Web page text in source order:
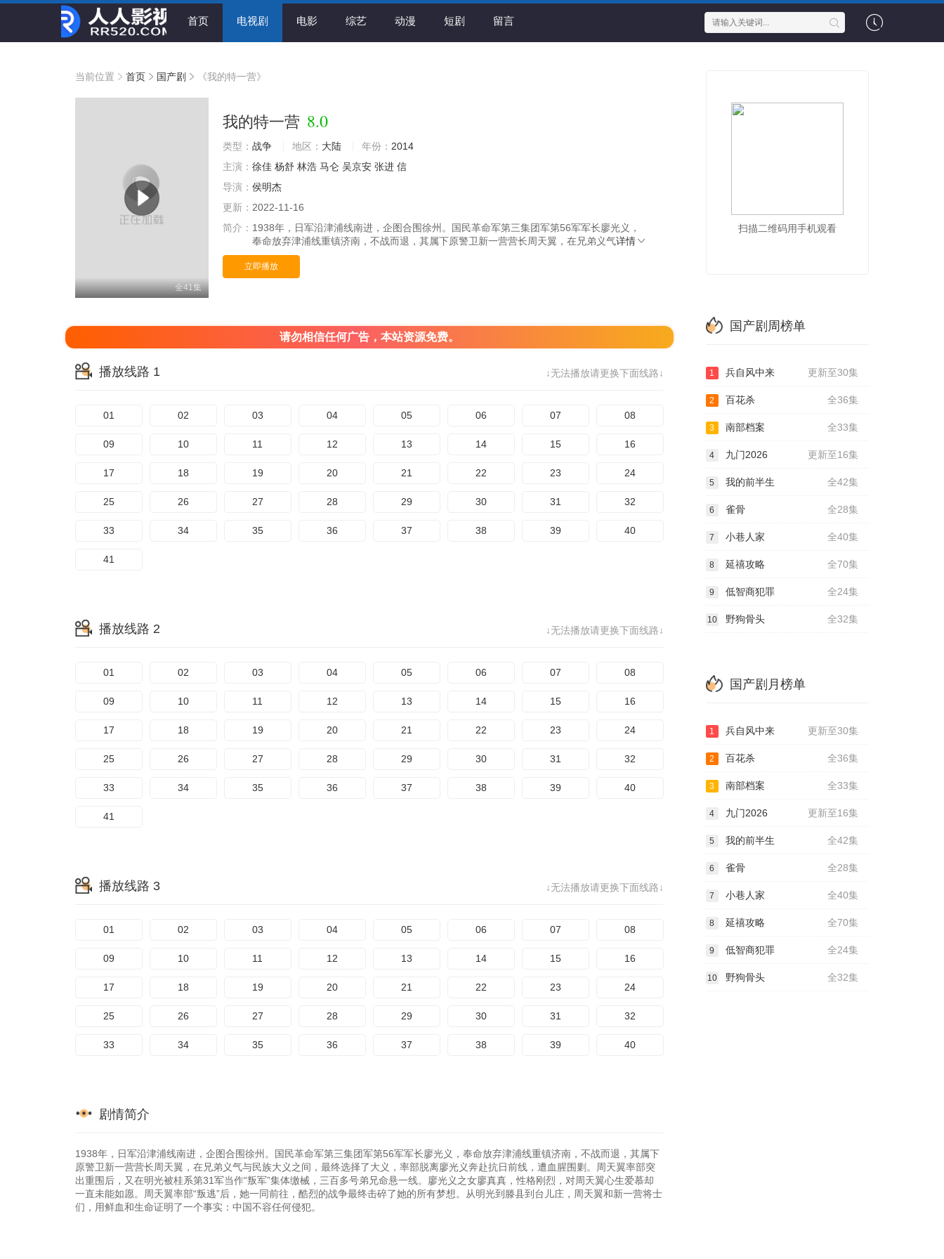
首页 电视剧 电影 综艺 动漫 短剧 留言
当前位置 首页 国产剧 《我的特一营》
全41集
我的特一营 8.0
类型： 战争 地区： 大陆 年份： 2014
主演： 徐佳 杨舒 林浩 马仑 吴京安 张进 信
导演： 侯明杰
更新： 2022-11-16
简介： 1938年，日军沿津浦线南进，企图合围徐州。国民革命军第三集团军第56军军长廖光义，
奉命放弃津浦线重镇济南，不战而退，其属下原警卫新一营营长周天翼，在兄弟义气详情
立即播放
请勿相信任何广告，本站资源免费。
↓无法播放请更换下面线路↓
播放线路 1
01 02 03 04 05 06 07 08
09 10 11 12 13 14 15 16
17 18 19 20 21 22 23 24
25 26 27 28 29 30 31 32
33 34 35 36 37 38 39 40
41
↓无法播放请更换下面线路↓
播放线路 2
01 02 03 04 05 06 07 08
09 10 11 12 13 14 15 16
17 18 19 20 21 22 23 24
25 26 27 28 29 30 31 32
33 34 35 36 37 38 39 40
41
↓无法播放请更换下面线路↓
播放线路 3
01 02 03 04 05 06 07 08
09 10 11 12 13 14 15 16
17 18 19 20 21 22 23 24
25 26 27 28 29 30 31 32
33 34 35 36 37 38 39 40
剧情简介
1938年，日军沿津浦线南进，企图合围徐州。国民革命军第三集团军第56军军长廖光义，奉命放弃津浦线重镇济南，不战而退，其属下
原警卫新一营营长周天翼，在兄弟义气与民族大义之间，最终选择了大义，率部脱离廖光义奔赴抗日前线，遭血腥围剿。周天翼率部突
出重围后，又在明光被桂系第31军当作“叛军”集体缴械，三百多号弟兄命悬一线。廖光义之女廖真真，性格刚烈，对周天翼心生爱慕却
一直未能如愿。周天翼率部“叛逃”后，她一同前往，酷烈的战争最终击碎了她的所有梦想。从明光到滕县到台儿庄，周天翼和新一营将士
们，用鲜血和生命证明了一个事实：中国不容任何侵犯。
扫描二维码用手机观看
国产剧周榜单
更新至30集
1 兵自风中来
全36集
2 百花杀
全33集
3 南部档案
更新至16集
4 九门2026
全42集
5 我的前半生
全28集
6 雀骨
全40集
7 小巷人家
全70集
8 延禧攻略
全24集
9 低智商犯罪
全32集
10 野狗骨头
国产剧月榜单
更新至30集
1 兵自风中来
全36集
2 百花杀
全33集
3 南部档案
更新至16集
4 九门2026
全42集
5 我的前半生
全28集
6 雀骨
全40集
7 小巷人家
全70集
8 延禧攻略
全24集
9 低智商犯罪
全32集
10 野狗骨头